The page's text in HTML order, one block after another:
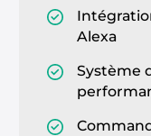
Alexa
Système